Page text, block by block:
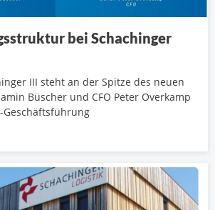
bei Schachinger
III steht an der Spitze des neuen
Büscher und CFO Peter Overkamp